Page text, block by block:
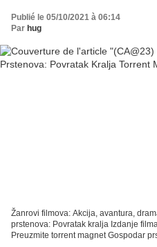
Publié le 05/10/2021 à 06:14
Par hug
Žanrovi filmova: Akcija, avantura,
prstenova: Povratak kralja Izdanje
Preuzmite torrent magnet Gospodar